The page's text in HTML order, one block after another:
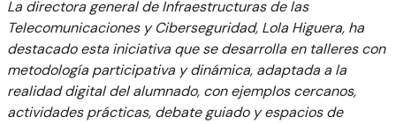
La directora general de Infraestructuras de las
Telecomunicaciones y Ciberseguridad, Lola Higuera, ha
destacado esta iniciativa que se desarrolla en talleres con
metodología participativa y dinámica, adaptada a la
realidad digital del alumnado, con ejemplos cercanos,
actividades prácticas, debate guiado y espacios de